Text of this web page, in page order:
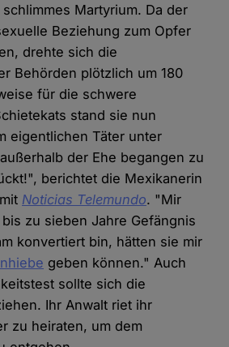
Martyrium. Da der
Beziehung zum Opfer
drehte sich die
Behörden plötzlich um 180
für die schwere
stand sie nun
eigentlichen Täter unter
der Ehe begangen zu
berichtet die Mexikanerin
Noticias Telemundo. "Mir
zu sieben Jahre Gefängnis
konvertiert bin, hätten sie mir
geben können." Auch
sollte sich die
Ihr Anwalt riet ihr
zu heiraten, um dem